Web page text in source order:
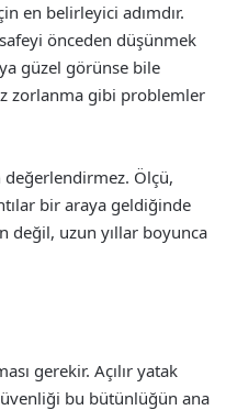
en belirleyici adımdır.
önceden düşünmek
güzel görünse bile
zorlanma gibi problemler
Ölçü,
bir araya geldiğinde
değil, uzun yıllar boyunca
gerekir. Açılır yatak
bu bütünlüğün ana